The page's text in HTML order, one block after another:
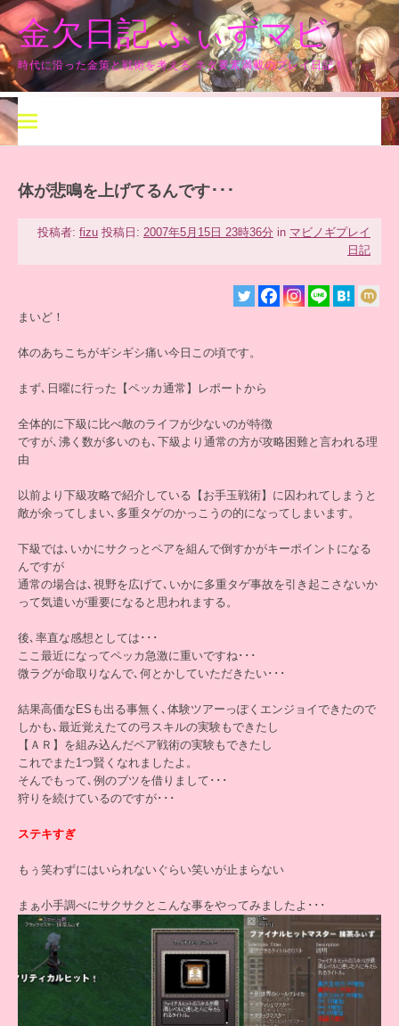
コ
ン
テ
ン
ツ
へ
ス
キ
ッ
金欠日記 ふぃずマビ
時代に沿った金策と戦術を考える ネタ要素満載のプレイ日記！！
体が悲鳴を上げてるんです･･･
投稿者: fizu 投稿日: 2007年5月15日 23時36分 in マビノギプレイ
日記
まいど！
体のあちこちがギシギシ痛い今日この頃です。
まず､日曜に行った【ペッカ通常】レポートから
全体的に下級に比べ敵のライフが少ないのが特徴
ですが､沸く数が多いのも､下級より通常の方が攻略困難と言われる理
由
以前より下級攻略で紹介している【お手玉戦術】に囚われてしまうと
敵が余ってしまい､多重タゲのかっこうの的になってしまいます。
下級では､いかにサクっとペアを組んで倒すかがキーポイントになる
んですが
通常の場合は､視野を広げて､いかに多重タゲ事故を引き起こさないか
って気遣いが重要になると思われまする。
後､率直な感想としては･･･
ここ最近になってペッカ急激に重いですね･･･
微ラグが命取りなんで､何とかしていただきたい･･･
結果高価なESも出る事無く､体験ツアーっぽくエンジョイできたので
しかも､最近覚えたての弓スキルの実験もできたし
【ＡＲ】を組み込んだペア戦術の実験もできたし
これでまた1つ賢くなれましたよ。
そんでもって､例のブツを借りまして･･･
狩りを続けているのですが･･･
ステキすぎ
もぅ笑わずにはいられないぐらい笑いが止まらない
まぁ小手調べにサクサクとこんな事をやってみましたよ･･･